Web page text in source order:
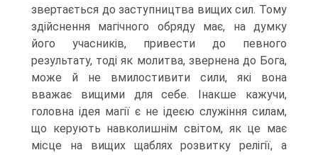
звертається до заступництва вищих сил. Тому
здійснення магічного обря­ду має, на думку
його учасників, привести до певного
результату, тоді як молитва, звернена до Бога,
може й не вмилостивити сили, які вона
вважає вищими для себе. Інакше кажучи,
головна ідея магії є не ідеєю служіння силам,
що керують навколишнім світом, як це має
місце на вищих щаблях розвитку релігії, а